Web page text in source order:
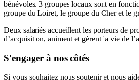
bénévoles. 3 groupes locaux sont en
groupe du Loiret, le groupe du Cher et le
Deux salariés accueillent les porteurs de
d’acquisition, animent et gèrent la vie de
S'engager à nos côtés
Si vous souhaitez nous soutenir et nous